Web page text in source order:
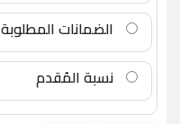
الضمانات المطلوبة
نسبة المُقدم